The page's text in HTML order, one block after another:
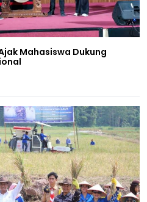
Mahasiswa Dukung